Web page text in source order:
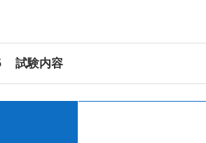
試験内容